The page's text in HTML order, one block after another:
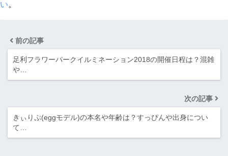
い。
前の記事
足利フラワーパークイルミネーション2018の開催日程は？混雑
や…
次の記事
きぃりぷ(eggモデル)の本名や年齢は？すっぴんや出身につい
て…